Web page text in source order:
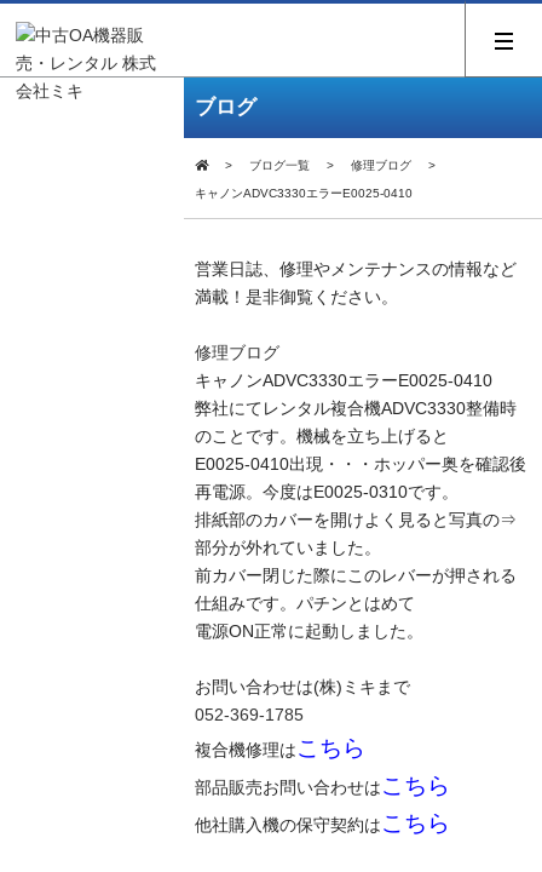
ブログ
ブログ一覧 修理ブログ
キャノンADVC3330エラーE0025-0410
営業日誌、修理やメンテナンスの情報など
満載！是非御覧ください。
修理ブログ
キャノンADVC3330エラーE0025-0410
弊社にてレンタル複合機ADVC3330整備時
のことです。機械を立ち上げると
E0025-0410出現・・・ホッパー奥を確認後
再電源。今度はE0025-0310です。
排紙部のカバーを開けよく見ると写真の⇒
部分が外れていました。
前カバー閉じた際にこのレバーが押される
仕組みです。パチンとはめて
電源ON正常に起動しました。
お問い合わせは(株)ミキまで
052-369-1785
複合機修理はこちら
部品販売お問い合わせはこちら
他社購入機の保守契約はこちら